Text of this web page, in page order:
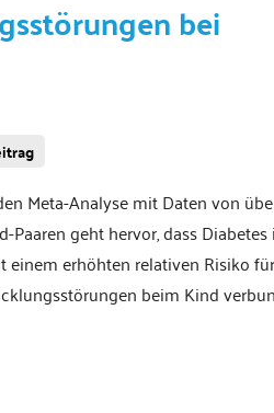
bei
Meta-Analyse mit Daten von
Paaren geht hervor, dass
einem erhöhten relativen Risiko für
beim Kind